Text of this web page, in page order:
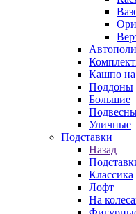
Кашпо
Поддоны
Большие
Уличные
Подставки
Назад
Классика
Лофт
На